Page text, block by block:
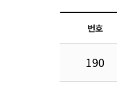
번호
190